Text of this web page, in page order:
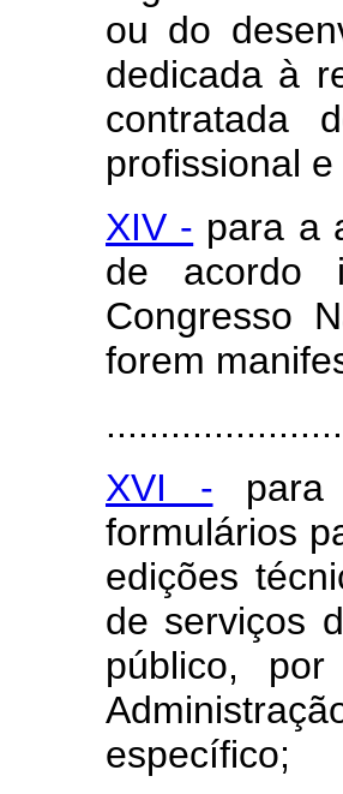
ou do
dedicada à
contratada
profissional
XIV - para a
de acordo
Congresso
forem
XVI - para
formulários
edições
de serviços
público,
específico;